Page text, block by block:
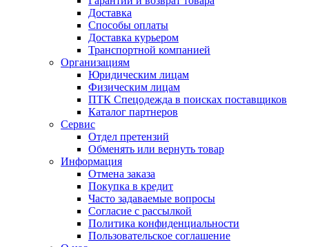
Доставка
Способы оплаты
Доставка курьером
Транспортной компанией
Организациям
Юридическим лицам
Физическим лицам
ПТК Спецодежда в поисках поставщиков
Каталог партнеров
Сервис
Отдел претензий
Обменять или вернуть товар
Информация
Отмена заказа
Покупка в кредит
Часто задаваемые вопросы
Согласие с рассылкой
Политика конфиденциальности
Пользовательское соглашение